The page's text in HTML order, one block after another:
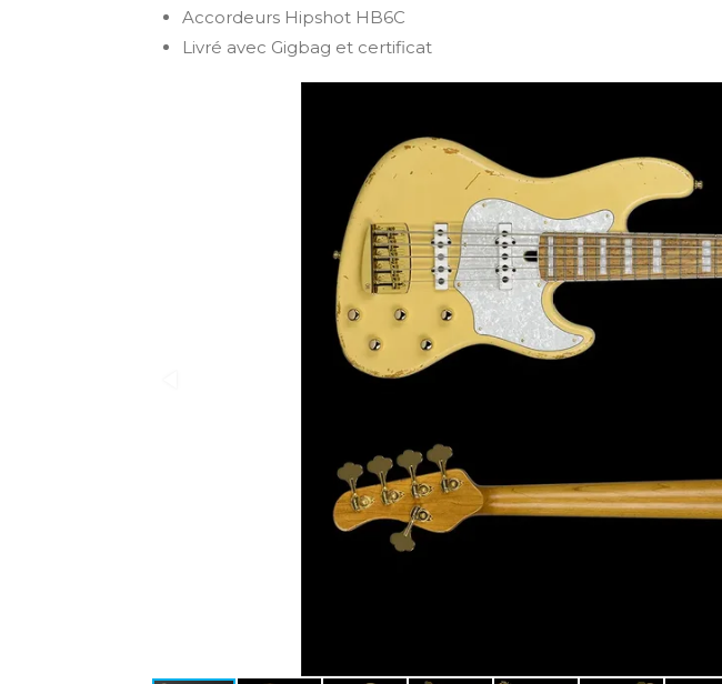
Accordeurs Hipshot HB6C
Livré avec Gigbag et certificat